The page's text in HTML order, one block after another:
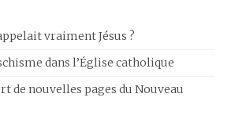
vraiment Jésus ?
dans l’Église catholique
de nouvelles pages du Nouveau